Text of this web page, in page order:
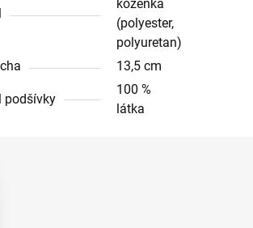
koženka
(polyester,
polyuretan)
13,5 cm
podšívky
100 %
látka